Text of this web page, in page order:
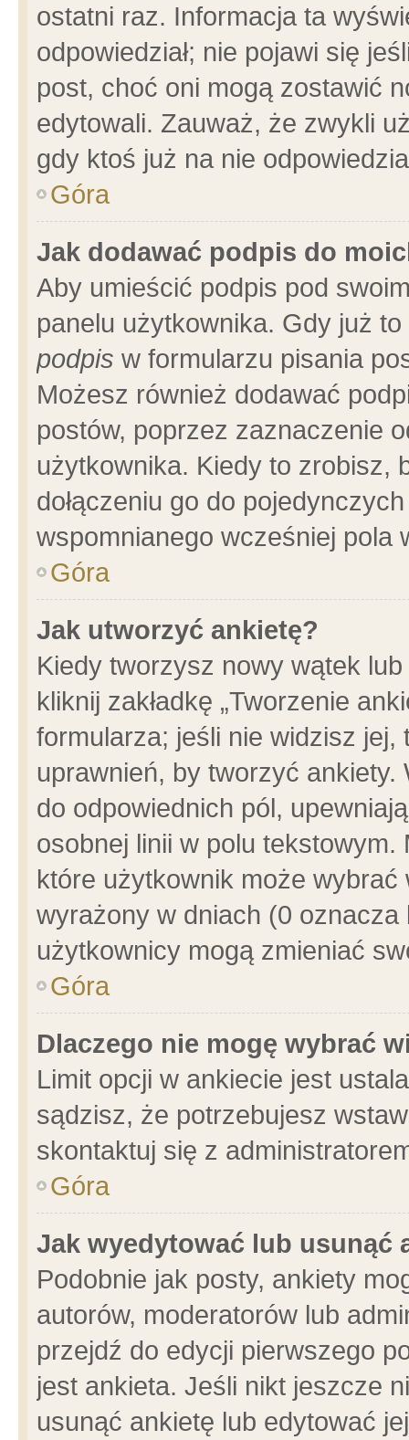
ostatni raz. Informacja ta
odpowiedział; nie pojawi się
post, choć oni mogą zostawić
edytowali. Zauważ, że zwykli
gdy ktoś już na nie
Góra
Jak dodawać podpis do
Aby umieścić podpis pod
panelu użytkownika. Gdy już
podpis w formularzu pisania
Możesz również dodawać
postów, poprzez zaznaczenie
użytkownika. Kiedy to zrobisz,
dołączeniu go do
wspomnianego wcześniej pola
Góra
Jak utworzyć ankietę?
Kiedy tworzysz nowy wątek
kliknij zakładkę „Tworzenie
formularza; jeśli nie widzisz
uprawnień, by tworzyć ankiety.
do odpowiednich pól,
osobnej linii w polu
które użytkownik może
wyrażony w dniach (0
użytkownicy mogą zmieniać
Góra
Dlaczego nie mogę wybrać
Limit opcji w ankiecie jest
sądzisz, że potrzebujesz
skontaktuj się z
Góra
Jak wyedytować lub usunąć
Podobnie jak posty, ankiety
autorów, moderatorów lub
przejdź do edycji pierwszego
jest ankieta. Jeśli nikt jeszcze
usunąć ankietę lub edytować